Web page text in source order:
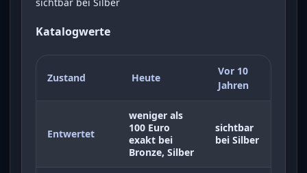
Katalogwerte
Zustand Heute
Vor 10
Jahren
Entwertet
weniger als
100 Euro
exakt bei
Bronze, Silber
sichtbar
bei Silber